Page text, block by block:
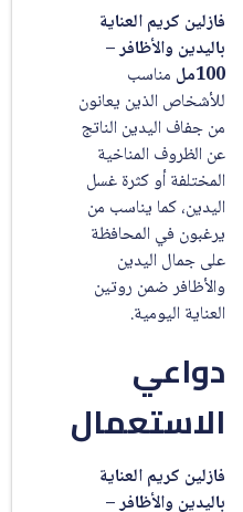
فازلين كريم العناية
باليدين والأظافر –
100مل
مناسب
للأشخاص الذين يعانون
من جفاف اليدين الناتج
عن الظروف المناخية
المختلفة أو كثرة غسل
اليدين، كما يناسب من
يرغبون في المحافظة
على جمال اليدين
والأظافر ضمن روتين
العناية اليومية.
دواعي
الاستعمال
فازلين كريم العناية
باليدين والأظافر –